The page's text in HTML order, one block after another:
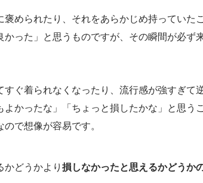
褒められたり、それをあらかじめ持っていた
かった」と思うものですが、その瞬間が必ず
すぐ着られなくなったり、流行感が強すぎて
よかったな」「ちょっと損したかな」と思う
で想像が容易です。
かどうかより 損しなかったと思えるかどうか